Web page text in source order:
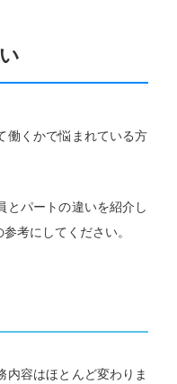
働くかで悩まれている方
とパートの違いを紹介し
考にしてください。
内容はほとんど変わりま